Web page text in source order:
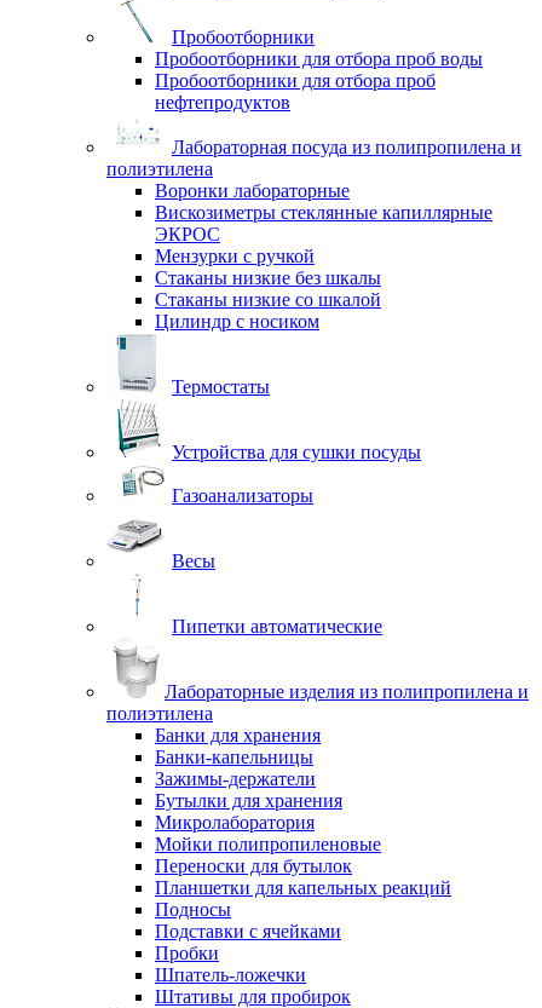
Пробоотборники
Пробоотборники для отбора проб воды
Пробоотборники для отбора проб
нефтепродуктов
Лабораторная посуда из полипропилена и
полиэтилена
Воронки лабораторные
Вискозиметры стеклянные капиллярные
ЭКРОС
Мензурки с ручкой
Стаканы низкие без шкалы
Стаканы низкие со шкалой
Цилиндр с носиком
Термостаты
Устройства для сушки посуды
Газоанализаторы
Весы
Пипетки автоматические
Лабораторные изделия из полипропилена и
полиэтилена
Банки для хранения
Банки-капельницы
Зажимы-держатели
Бутылки для хранения
Микролаборатория
Мойки полипропиленовые
Переноски для бутылок
Планшетки для капельных реакций
Подносы
Подставки с ячейками
Пробки
Шпатель-ложечки
Штативы для пробирок